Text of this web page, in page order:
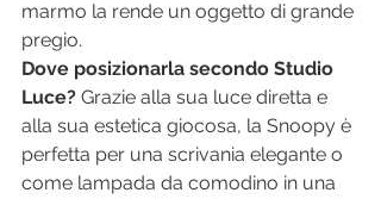
marmo la rende un oggetto di grande
pregio.
Dove posizionarla secondo Studio
Luce? Grazie alla sua luce diretta e
alla sua estetica giocosa, la Snoopy è
perfetta per una scrivania elegante o
come lampada da comodino in una